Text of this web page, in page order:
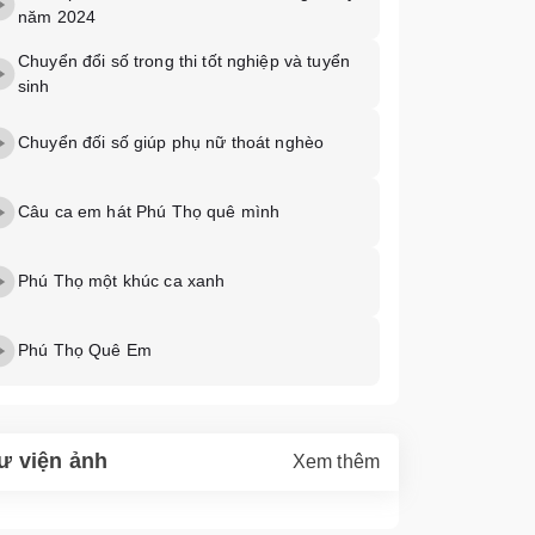
năm 2024
Chuyển đổi số trong thi tốt nghiệp và tuyển
sinh
Chuyển đối số giúp phụ nữ thoát nghèo
Câu ca em hát Phú Thọ quê mình
Phú Thọ một khúc ca xanh
Phú Thọ Quê Em
viện ảnh Xem thêm